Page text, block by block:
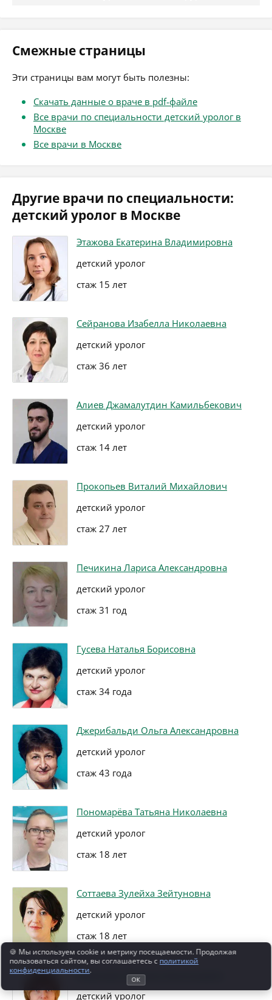
Смежные страницы
Эти страницы вам могут быть полезны:
Скачать данные о враче в pdf-файле
Все врачи по специальности детский уролог в
Москве
Все врачи в Москве
Другие врачи по специальности:
детский уролог в Москве
Этажова Екатерина Владимировна
детский уролог
стаж 15 лет
Сейранова Изабелла Николаевна
детский уролог
стаж 36 лет
Алиев Джамалутдин Камильбекович
детский уролог
стаж 14 лет
Прокопьев Виталий Михайлович
детский уролог
стаж 27 лет
Печикина Лариса Александровна
детский уролог
стаж 31 год
Гусева Наталья Борисовна
детский уролог
стаж 34 года
Джерибальди Ольга Александровна
детский уролог
стаж 43 года
Пономарёва Татьяна Николаевна
детский уролог
стаж 18 лет
Соттаева Зулейха Зейтуновна
детский уролог
стаж 18 лет
Борисова Светлана Анатольевна
детский уролог
🍪 Мы используем cookie и метрику посещаемости. Продолжая
пользоваться сайтом, вы соглашаетесь с политикой
конфиденциальности.
ОК